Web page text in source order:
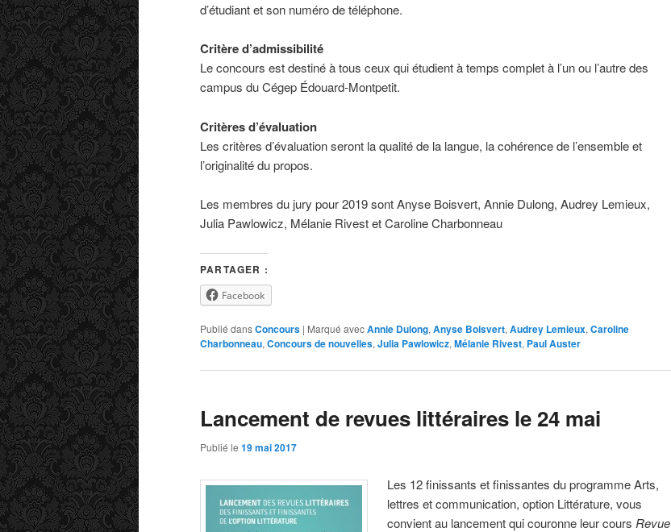
d’étudiant et son numéro de téléphone.
Critère d’admissibilité
Le concours est destiné à tous ceux qui étudient à temps complet à l’un ou l’autre des
campus du Cégep Édouard-Montpetit.
Critères d’évaluation
Les critères d’évaluation seront la qualité de la langue, la cohérence de l’ensemble et
l’originalité du propos.
Les membres du jury pour 2019 sont Anyse Boisvert, Annie Dulong, Audrey Lemieux,
Julia Pawlowicz, Mélanie Rivest et Caroline Charbonneau
PARTAGER :
Facebook
Publié dansConcours | Marqué avecAnnie Dulong, Anyse Boisvert, Audrey Lemieux, Caroline
Charbonneau, Concours de nouvelles, Julia Pawlowicz, Mélanie Rivest, Paul Auster
Lancement de revues littéraires le 24 mai
Publié le 19 mai 2017
Les 12 finissants et finissantes du programme Arts,
lettres et communication, option Littérature, vous
convient au lancement qui couronne leur cours Revue